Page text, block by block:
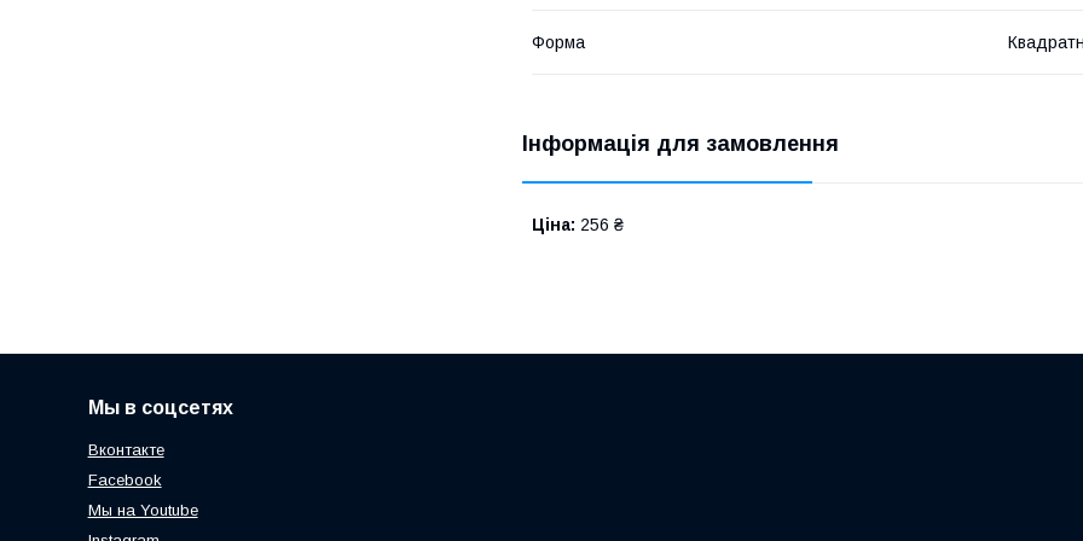
Форма
Інформація для замовлення
Ціна: 256 ₴
Мы в соцсетях
Вконтакте
Facebook
Мы на Youtube